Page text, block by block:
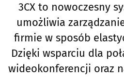
3CX to nowoczesny
umożliwia
firmie w sposób
Dzięki wsparciu dla
wideokonferencji oraz